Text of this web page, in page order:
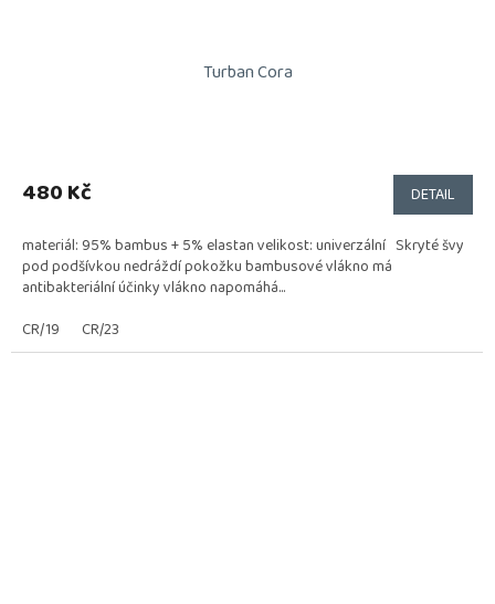
Turban Cora
produktu
z
5
hvězdiček.
480 Kč DETAIL
materiál: 95% bambus + 5% elastan velikost: univerzální Skryté švy
pod podšívkou nedráždí pokožku bambusové vlákno má
antibakteriální účinky vlákno napomáhá...
CR/19
CR/23